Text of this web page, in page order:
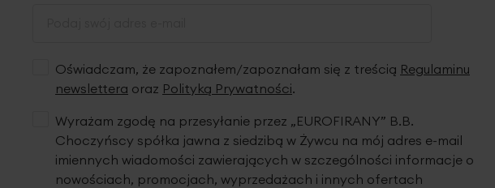
Oświadczam, że zapoznałem/zapoznałam się z treścią Regulaminu
newslettera oraz Polityką Prywatności.
Wyrażam zgodę na przesyłanie przez „EUROFIRANY” B.B.
Choczyńscy spółka jawna z siedzibą w Żywcu na mój adres e-mail
imiennych wiadomości zawierających w szczególności informacje o
nowościach, promocjach, wyprzedażach i innych ofertach